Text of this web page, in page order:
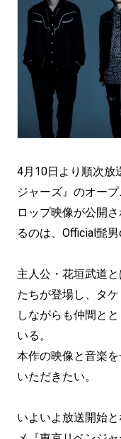
4月10日より順次放
ジャーズ』のオー
ロップ映像が公開
るのは、Official髭男
主人公・花垣武道
たちが登場し、タ
しながらも仲間と
いる。
本作の映像と音楽
いただきたい。
いよいよ放送開始